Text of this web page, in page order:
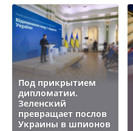
Под прикрытием
дипломатии.
Зеленский
превращает послов
Украины в шпионов